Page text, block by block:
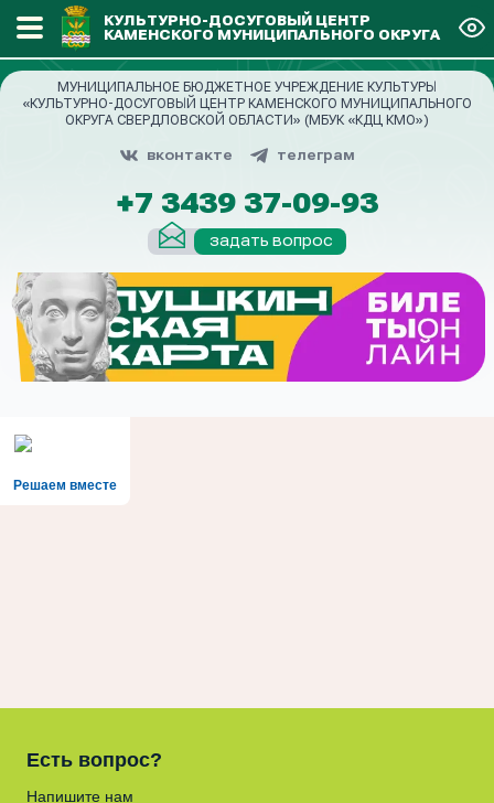
КУЛЬТУРНО-ДОСУГОВЫЙ ЦЕНТР
КАМЕНСКОГО МУНИЦИПАЛЬНОГО ОКРУГА
МУНИЦИПАЛЬНОЕ БЮДЖЕТНОЕ УЧРЕЖДЕНИЕ КУЛЬТУРЫ
«КУЛЬТУРНО-ДОСУГОВЫЙ ЦЕНТР КАМЕНСКОГО МУНИЦИПАЛЬНОГО
ОКРУГА СВЕРДЛОВСКОЙ ОБЛАСТИ» (МБУК «КДЦ КМО»)
вконтакте телеграм
+7 3439 37-09-93
задать вопрос
Решаем вместе
Есть вопрос?
Напишите нам